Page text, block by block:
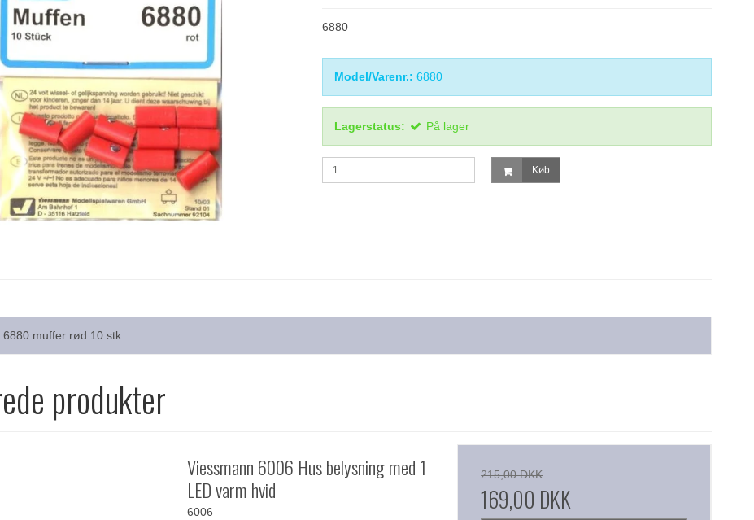
6880
Model/Varenr.: 6880
Lagerstatus: På lager
Køb
6880 muffer rød 10 stk.
produkter
Viessmann 6006 Hus belysning med 1
LED varm hvid
6006
215,00 DKK
169,00 DKK